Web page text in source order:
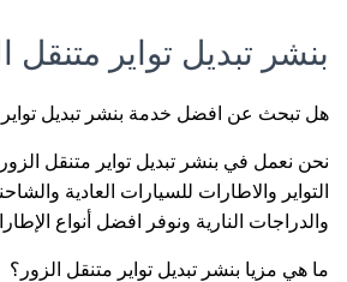
بنشر تبديل تواير متنقل
هل تبحث عن افضل خدمة بنشر تبديل تواير
نحن نعمل في بنشر تبديل تواير متنقل
التواير والاطارات للسيارات العادية
والدراجات النارية ونوفر افضل أنواع
ما هي مزيا بنشر تبديل تواير متنقل الزور؟